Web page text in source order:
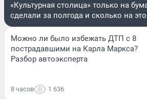
«Культурная столица» только на
сделали за полгода и сколько на
Можно ли было избежать ДТП с 8
пострадавшими на Карла Маркса?
Разбор автоэксперта
8 часов 1 636